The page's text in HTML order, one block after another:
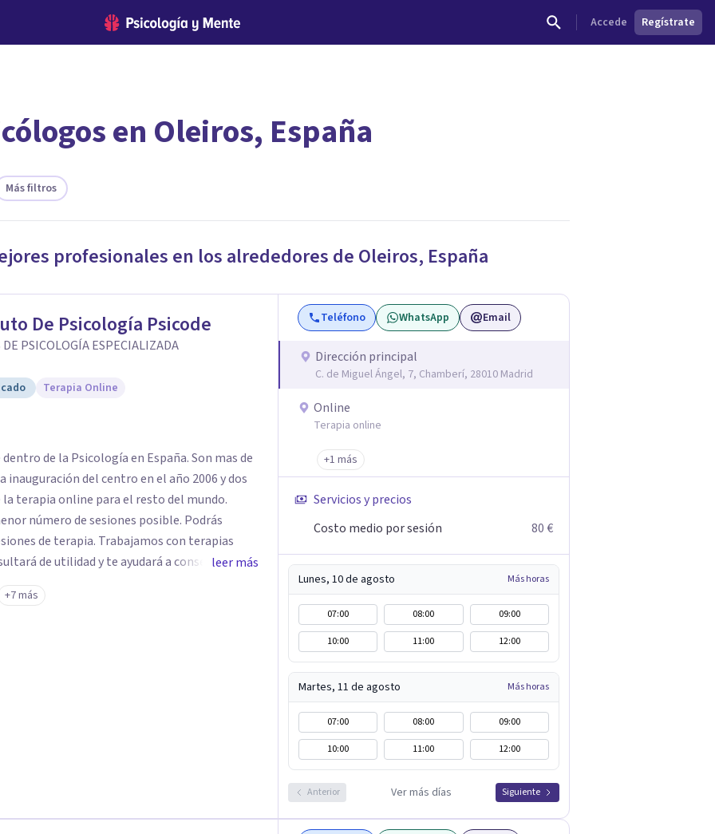
Accede Regístrate
el psicólogo adecuado?
en Oleiros, España
Más filtros
profesionales en los alrededores de Oleiros, España
De Psicología Psicode
DE PSICOLOGÍA ESPECIALIZADA
Terapia Online
de la Psicología en España. Son mas de
inauguración del centro en el año 2006 y dos
la terapia online para el resto del mundo.
número de sesiones posible. Podrás
de terapia. Trabajamos con terapias
de utilidad y te ayudará a conseguir tus
destaca la terapia de pareja y sexual, así
obsesiones, ansiedad , estrés,
leer más
+7 más
Teléfono WhatsApp Email
Dirección principal
C. de Miguel Ángel, 7, Chamberí, 28010 Madrid
Online
Terapia online
+1 más
Servicios y precios
Costo medio por sesión
80 €
Lunes, 10 de agosto Más horas
07:00 08:00
09:00
10:00
11:00 12:00
Martes, 11 de agosto Más horas
07:00 08:00
09:00
10:00
11:00 12:00
Anterior Ver más días Siguiente